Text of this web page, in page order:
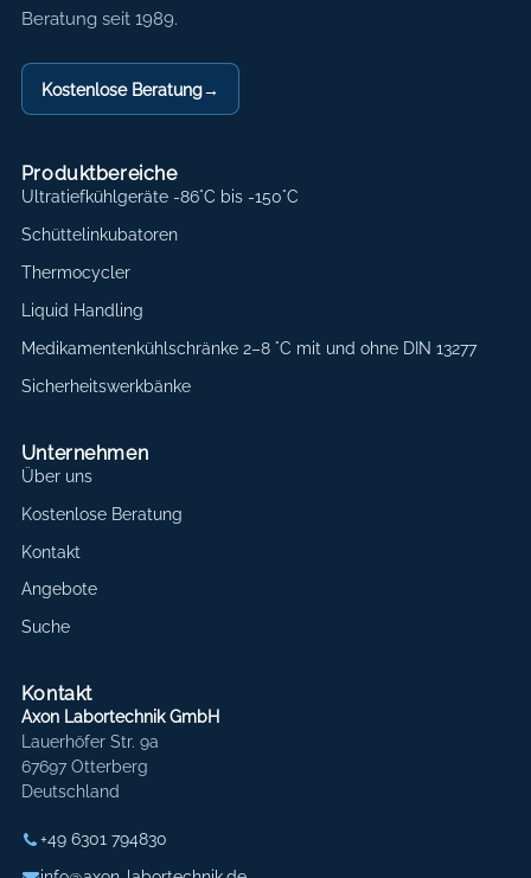
Beratung seit 1989.
Kostenlose Beratung→
Produktbereiche
Ultratiefkühlgeräte -86°C bis -150°C
Schüttelinkubatoren
Thermocycler
Liquid Handling
Medikamentenkühlschränke 2–8 °C mit und ohne DIN 13277
Sicherheitswerkbänke
Unternehmen
Über uns
Kostenlose Beratung
Kontakt
Angebote
Suche
Kontakt
Axon Labortechnik GmbH
Lauerhöfer Str. 9a
67697 Otterberg
Deutschland
+49 6301 794830